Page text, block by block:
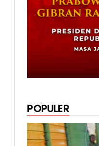
POPULER